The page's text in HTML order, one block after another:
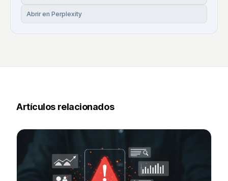
Abrir en Perplexity
Artículos relacionados